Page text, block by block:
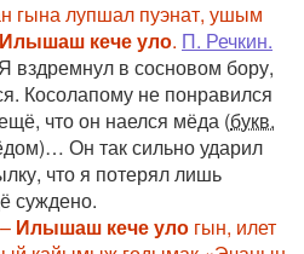
гына лупшал пуэнат, ушым
Илышаш кече уло. П. Речкин.
вздремнул в сосновом бору,
Косолапому не понравился
что он наелся мёда (букв.
Он так сильно ударил
что я потерял лишь
суждено.
Илышаш кече уло гын, илет